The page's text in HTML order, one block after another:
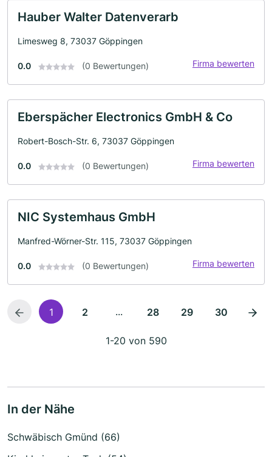
Hauber Walter Datenverarb
Limesweg 8, 73037 Göppingen
0.0 (0 Bewertungen) Firma bewerten
Eberspächer Electronics GmbH & Co
Robert-Bosch-Str. 6, 73037 Göppingen
0.0 (0 Bewertungen) Firma bewerten
NIC Systemhaus GmbH
Manfred-Wörner-Str. 115, 73037 Göppingen
0.0 (0 Bewertungen) Firma bewerten
1 2 ... 28 29 30
1-20 von 590
In der Nähe
Schwäbisch Gmünd (66)